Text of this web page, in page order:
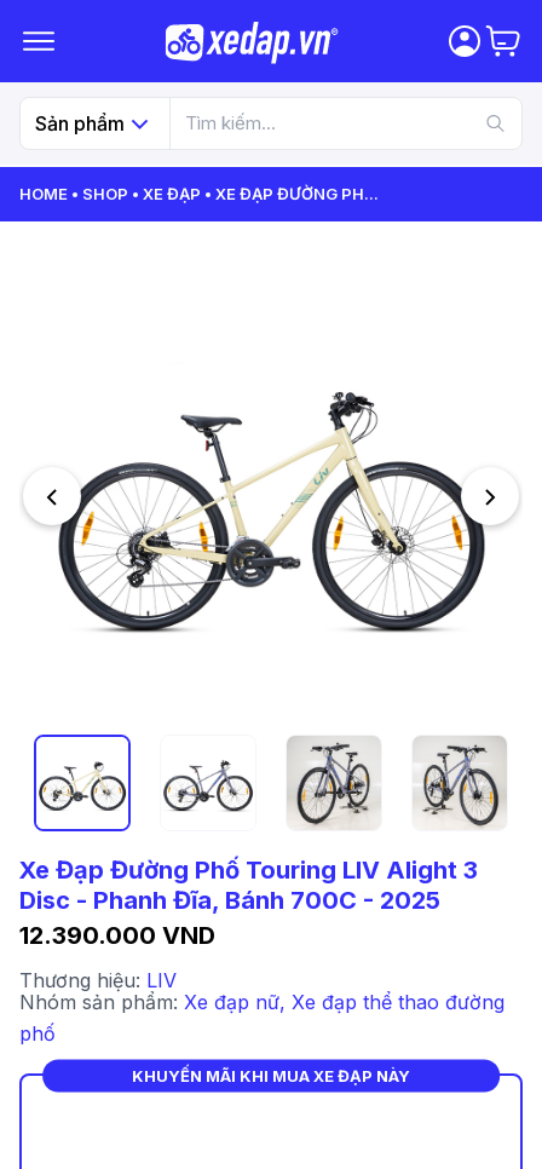
Sản phẩm
HOME SHOP XE ĐẠP XE ĐẠP ĐƯỜNG PH...
Xe Đạp Đường Phố Touring LIV Alight 3
Disc - Phanh Đĩa, Bánh 700C - 2025
12.390.000 VND
Thương hiệu: LIV
Nhóm sản phẩm: Xe đạp nữ, Xe đạp thể thao đường
phố
KHUYẾN MÃI KHI MUA XE ĐẠP NÀY